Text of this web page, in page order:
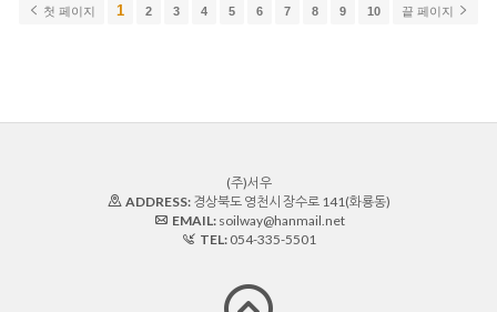
첫 페이지 1 2 3 4 5 6 7 8 9 10 끝 페이지
(주)서우
ADDRESS: 경상북도 영천시 장수로 141(화룡동)
EMAIL: soilway@hanmail.net
TEL: 054-335-5501